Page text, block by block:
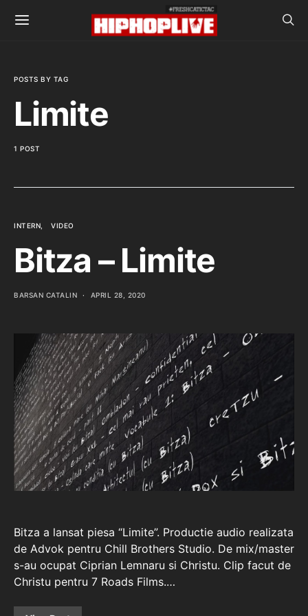
POSTS BY TAG
Limite
1 POST
INTERN VIDEO
Bitza – Limite
BARSAN CATALIN APRIL 28, 2020
Bitza a lansat piesa “Limite”. Productie audio realizata
de Advok pentru Chill Brothers Studio. De mix/master
s-au ocupat Ciprian Lemnaru si Christu. Clip facut de
Christu pentru 7 Roads Films.…